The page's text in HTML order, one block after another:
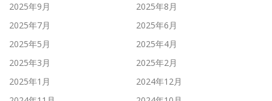
2025年9月
2025年8月
2025年7月
2025年6月
2025年5月
2025年4月
2025年3月
2025年2月
2025年1月
2024年12月